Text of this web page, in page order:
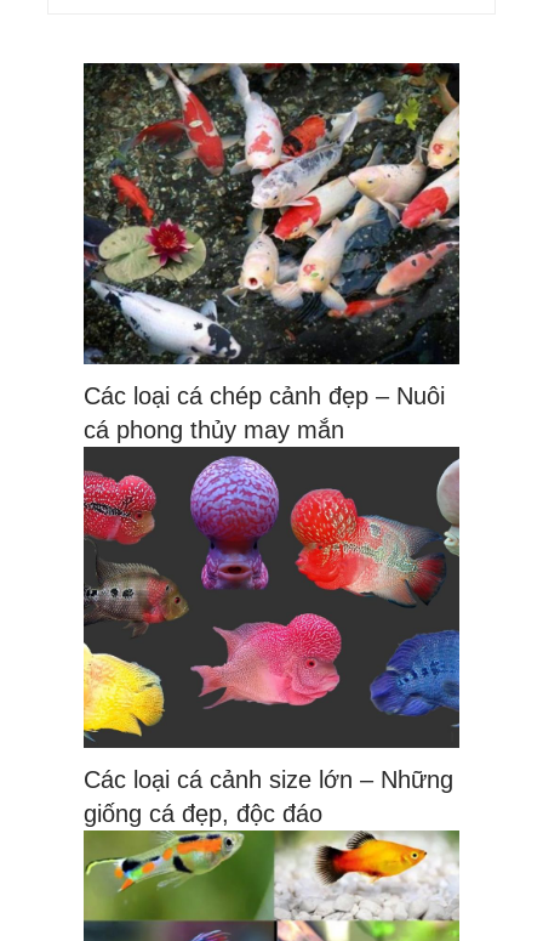
Các loại cá chép cảnh đẹp – Nuôi
cá phong thủy may mắn
Các loại cá cảnh size lớn – Những
giống cá đẹp, độc đáo